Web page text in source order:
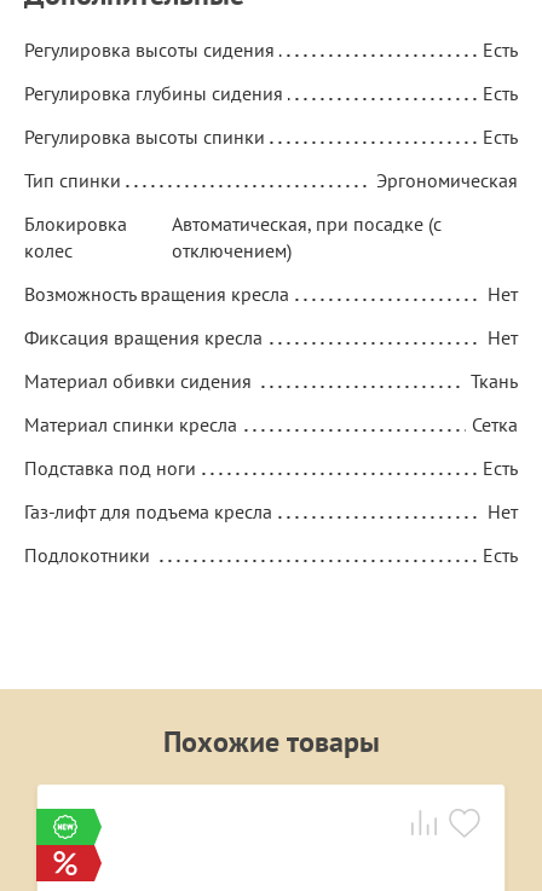
Регулировка высоты сидения
Есть
Регулировка глубины сидения
Есть
Регулировка высоты спинки
Есть
Тип спинки
Эргономическая
Блокировка
колес
Автоматическая, при посадке (с
отключением)
Возможность вращения кресла
Нет
Фиксация вращения кресла
Нет
Материал обивки сидения
Ткань
Материал спинки кресла
Сетка
Подставка под ноги
Есть
Газ-лифт для подъема кресла
Нет
Подлокотники
Есть
Похожие товары